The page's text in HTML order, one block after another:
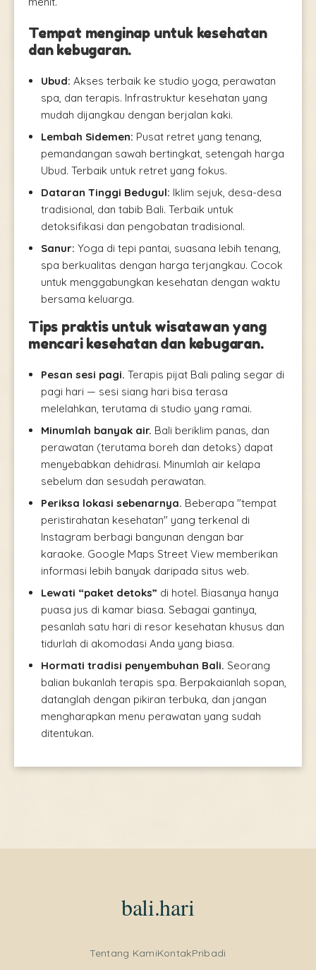
Tempat menginap untuk kesehatan
dan kebugaran.
Ubud: Akses terbaik ke studio yoga, perawatan
spa, dan terapis. Infrastruktur kesehatan yang
mudah dijangkau dengan berjalan kaki.
Lembah Sidemen: Pusat retret yang tenang,
pemandangan sawah bertingkat, setengah harga
Ubud. Terbaik untuk retret yang fokus.
Dataran Tinggi Bedugul: Iklim sejuk, desa-desa
tradisional, dan tabib Bali. Terbaik untuk
detoksifikasi dan pengobatan tradisional.
Sanur: Yoga di tepi pantai, suasana lebih tenang,
spa berkualitas dengan harga terjangkau. Cocok
untuk menggabungkan kesehatan dengan waktu
bersama keluarga.
Tips praktis untuk wisatawan yang
mencari kesehatan dan kebugaran.
Pesan sesi pagi. Terapis pijat Bali paling segar di
pagi hari — sesi siang hari bisa terasa
melelahkan, terutama di studio yang ramai.
Minumlah banyak air. Bali beriklim panas, dan
perawatan (terutama boreh dan detoks) dapat
menyebabkan dehidrasi. Minumlah air kelapa
sebelum dan sesudah perawatan.
Periksa lokasi sebenarnya. Beberapa "tempat
peristirahatan kesehatan" yang terkenal di
Instagram berbagi bangunan dengan bar
karaoke. Google Maps Street View memberikan
informasi lebih banyak daripada situs web.
Lewati “paket detoks” di hotel. Biasanya hanya
puasa jus di kamar biasa. Sebagai gantinya,
pesanlah satu hari di resor kesehatan khusus dan
tidurlah di akomodasi Anda yang biasa.
Hormati tradisi penyembuhan Bali. Seorang
balian bukanlah terapis spa. Berpakaianlah sopan,
datanglah dengan pikiran terbuka, dan jangan
mengharapkan menu perawatan yang sudah
ditentukan.
bali.hari
Tentang KamiKontakPribadi